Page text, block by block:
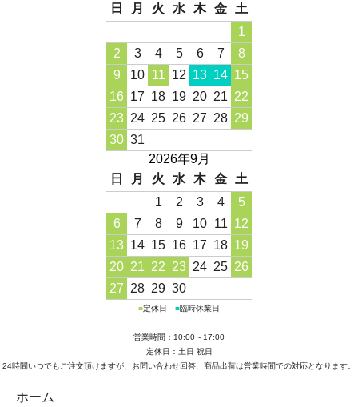
日
月 火 水 木 金
土
1
2
3 4 5 6 7
8
9
10 11 12 13 14 15
16 17 18 19 20 21 22
23 24 25 26 27 28 29
30 31
2026年9月
日
月 火 水 木 金
土
1
2 3 4
5
6
7 8 9 10 11 12
13 14 15 16 17 18 19
20 21 22 23 24 25 26
27 28 29 30
■定休日 ■臨時休業日
営業時間：10:00～17:00
定休日：土日 祝日
24時間いつでもご注文頂けますが、お問い合わせ回答、商品出荷は営業時間での対応となります。
ホーム